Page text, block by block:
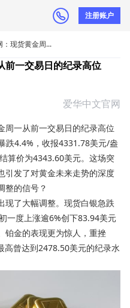
注册账户
：现货黄金周...
前一交易日的纪录高位
爱华中文官网
周一从前一交易日的纪录高位
跌4.4%，收报4331.78美元/盎
算价为4343.60美元。这场突
引发了对黄金未来走势的深度
整的信号？
现了大幅调整。现货白银急跌
一度上涨逾6%创下83.94美元
铂金的表现更为惊人，重挫
高曾达到2478.50美元的纪录水